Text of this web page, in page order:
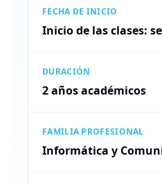
FECHA DE INICIO
Inicio de las clases:
DURACIÓN
2 años académicos
FAMILIA PROFESIONAL
Informática y